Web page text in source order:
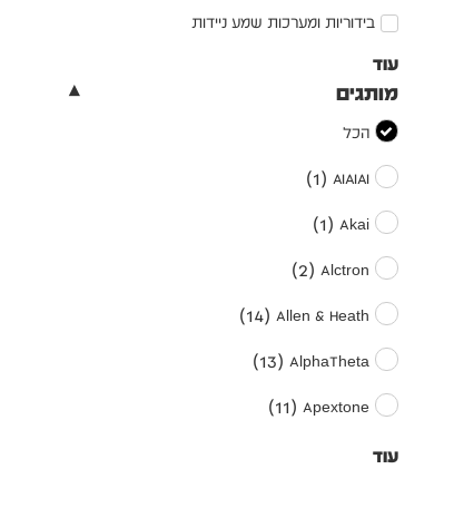
בידוריות ומערכות שמע ניידות
עוד
מותגים
הכל
AIAIAI
(
1
)
Akai
(
1
)
Alctron
(
2
)
Allen & Heath
(
14
)
AlphaTheta
(
13
)
Apextone
(
11
)
עוד